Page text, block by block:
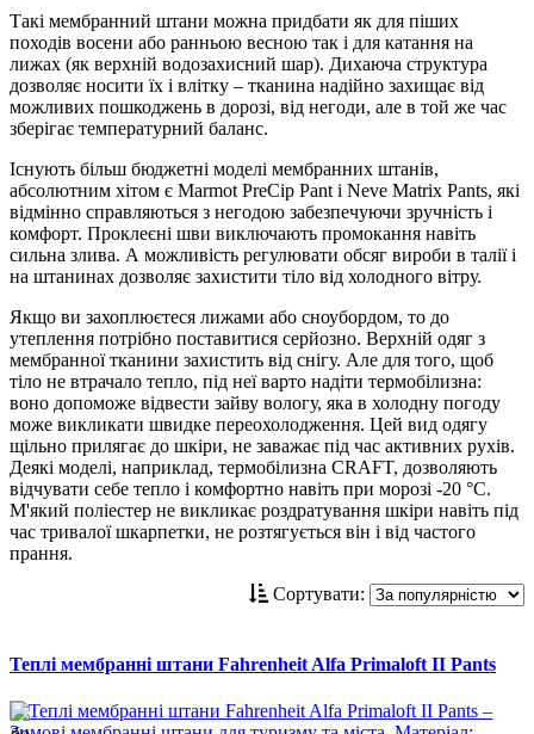
Такі мембранний штани можна придбати як для піших
походів восени або ранньою весною так і для катання на
лижах (як верхній водозахисний шар). Дихаюча структура
дозволяє носити їх і влітку – тканина надійно захищає від
можливих пошкоджень в дорозі, від негоди, але в той же час
зберігає температурний баланс.
Існують більш бюджетні моделі мембранних штанів,
абсолютним хітом є Marmot PreCip Pant і Neve Matrix Pants, які
відмінно справляються з негодою забезпечуючи зручність і
комфорт. Проклеєні шви виключають промокання навіть
сильна злива. А можливість регулювати обсяг вироби в талії і
на штанинах дозволяє захистити тіло від холодного вітру.
Якщо ви захоплюєтеся лижами або сноубордом, то до
утеплення потрібно поставитися серйозно. Верхній одяг з
мембранної тканини захистить від снігу. Але для того, щоб
тіло не втрачало тепло, під неї варто надіти термобілизна:
воно допоможе відвести зайву вологу, яка в холодну погоду
може викликати швидке переохолодження. Цей вид одягу
щільно прилягає до шкіри, не заважає під час активних рухів.
Деякі моделі, наприклад, термобілизна CRAFT, дозволяють
відчувати себе тепло і комфортно навіть при морозі -20 °C.
М'який поліестер не викликає роздратування шкіри навіть під
час тривалої шкарпетки, не розтягується він і від частого
прання.
Сортувати:
Теплі мембранні штани Fahrenheit Alfa Primaloft II Pants